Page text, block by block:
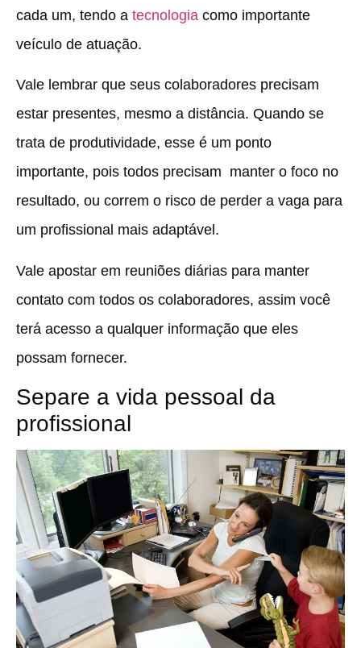
cada um, tendo a tecnologia como importante
veículo de atuação.
Vale lembrar que seus colaboradores precisam
estar presentes, mesmo a distância. Quando se
trata de produtividade, esse é um ponto
importante, pois todos precisam manter o foco no
resultado, ou correm o risco de perder a vaga para
um profissional mais adaptável.
Vale apostar em reuniões diárias para manter
contato com todos os colaboradores, assim você
terá acesso a qualquer informação que eles
possam fornecer.
Separe a vida pessoal da
profissional